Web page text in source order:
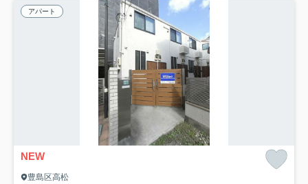
アパート
NEW
豊島区高松